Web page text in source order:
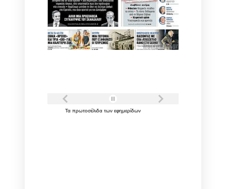
Τα πρωτοσέλιδα των εφημερίδων